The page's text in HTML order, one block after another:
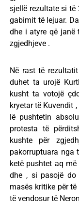
sjellë rezultate si
gabimit të lejuar.
dhe i atyre që janë
zgjedhjeve .
Në rast të
duhet ta urojë
kusht ta votojë
kryetar të Kuvendit
lë pushtetin
protesta të
kushte për
pakorruptuara
ketë pushtet aq
dhe , si pasojë do
masës kritike për
të vendosur të